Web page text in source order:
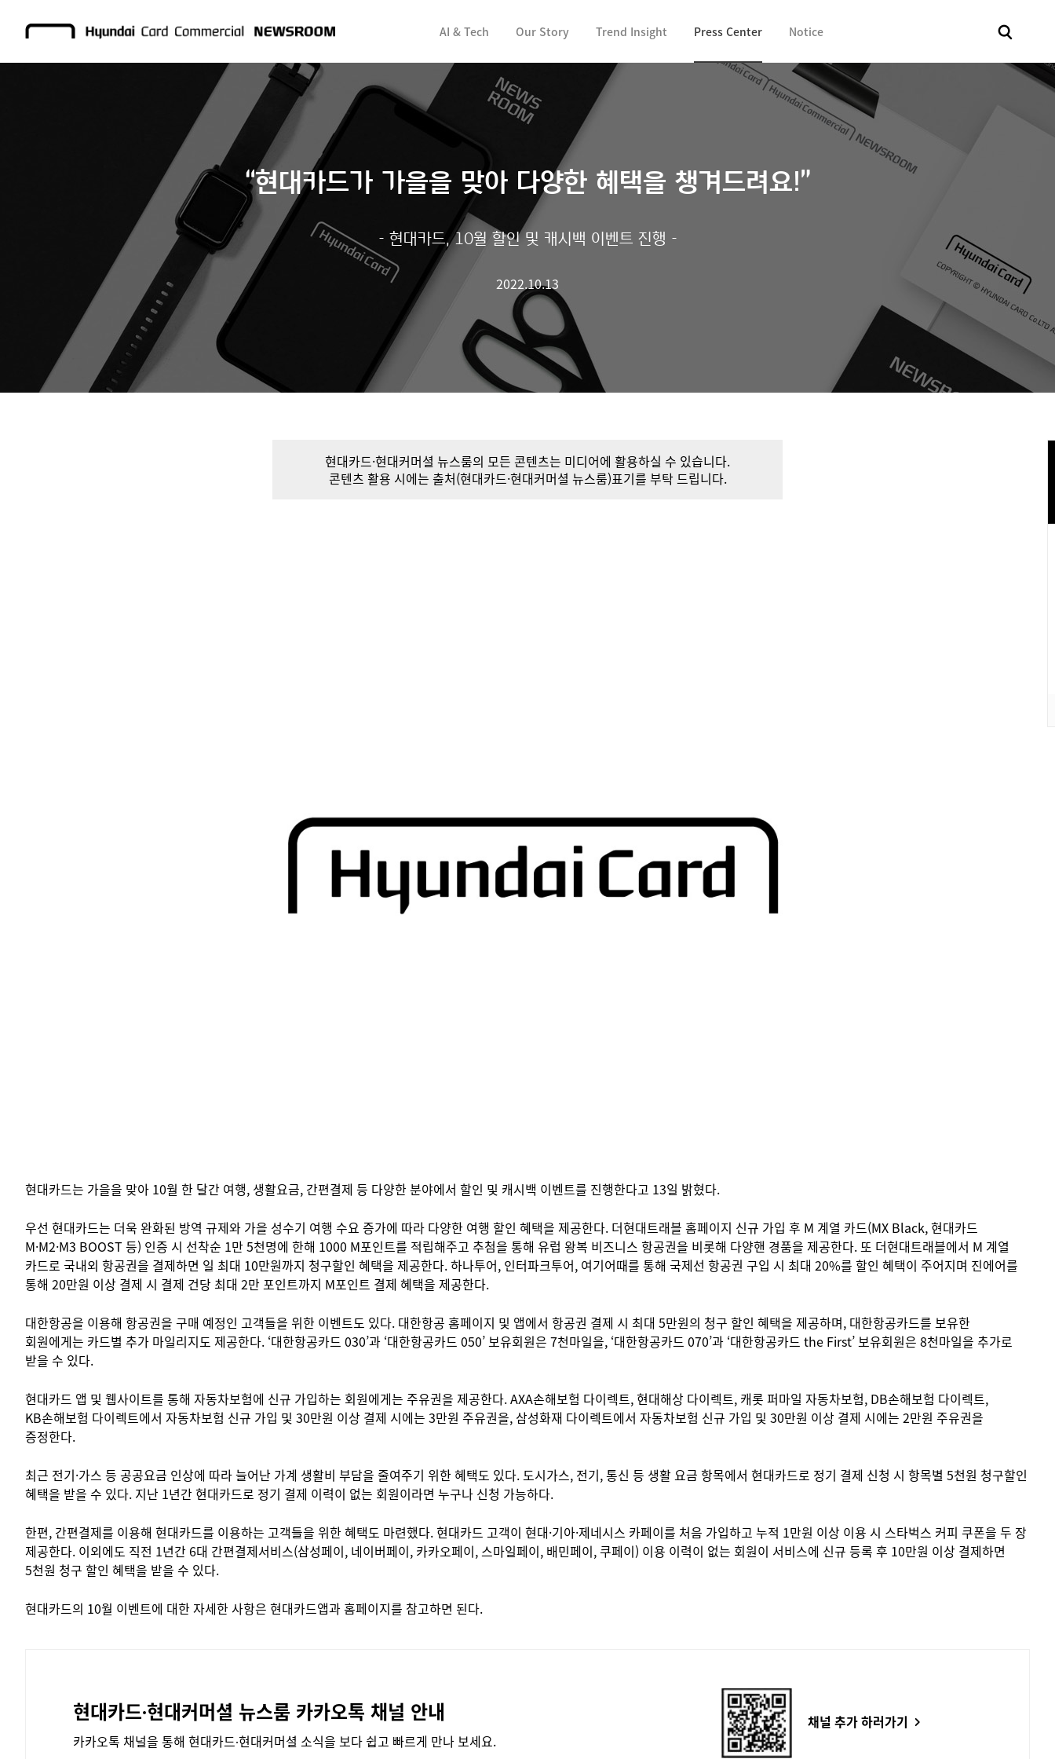
AI & Tech Our Story Trend Insight Press Center
보도자료 Fact & Check In
Notice
“현대카드가 가을을 맞아 다양한 혜택을 챙겨드려요!”
- 현대카드, 10월 할인 및 캐시백 이벤트 진행 -
2022.10.13
현대카드·현대커머셜 뉴스룸의 모든 콘텐츠는 미디어에 활용하실 수 있습니다.
콘텐츠 활용 시에는 출처(현대카드·현대커머셜 뉴스룸)표기를 부탁 드립니다.
현대카드는 가을을 맞아 10월 한 달간 여행, 생활요금, 간편결제 등 다양한 분야에서 할인 및 캐시백 이벤트를 진행한다고 13일 밝혔다.
우선 현대카드는 더욱 완화된 방역 규제와 가을 성수기 여행 수요 증가에 따라 다양한 여행 할인 혜택을 제공한다. 더현대트래블 홈페이지 신규 가입 후 M 계열 카드(MX Black, 현대카드
M·M2·M3 BOOST 등) 인증 시 선착순 1만 5천명에 한해 1000 M포인트를 적립해주고 추첨을 통해 유럽 왕복 비즈니스 항공권을 비롯해 다양핸 경품을 제공한다. 또 더현대트래블에서 M 계열
카드로 국내외 항공권을 결제하면 일 최대 10만원까지 청구할인 혜택을 제공한다. 하나투어, 인터파크투어, 여기어때를 통해 국제선 항공권 구입 시 최대 20%를 할인 혜택이 주어지며 진에어를
통해 20만원 이상 결제 시 결제 건당 최대 2만 포인트까지 M포인트 결제 혜택을 제공한다.
대한항공을 이용해 항공권을 구매 예정인 고객들을 위한 이벤트도 있다. 대한항공 홈페이지 및 앱에서 항공권 결제 시 최대 5만원의 청구 할인 혜택을 제공하며, 대한항공카드를 보유한
회원에게는 카드별 추가 마일리지도 제공한다. ‘대한항공카드 030’과 ‘대한항공카드 050’ 보유회원은 7천마일을, ‘대한항공카드 070’과 ‘대한항공카드 the First’ 보유회원은 8천마일을 추가로
받을 수 있다.
현대카드 앱 및 웹사이트를 통해 자동차보험에 신규 가입하는 회원에게는 주유권을 제공한다. AXA손해보험 다이렉트, 현대해상 다이렉트, 캐롯 퍼마일 자동차보험, DB손해보험 다이렉트,
KB손해보험 다이렉트에서 자동차보험 신규 가입 및 30만원 이상 결제 시에는 3만원 주유권을, 삼성화재 다이렉트에서 자동차보험 신규 가입 및 30만원 이상 결제 시에는 2만원 주유권을
증정한다.
최근 전기·가스 등 공공요금 인상에 따라 늘어난 가계 생활비 부담을 줄여주기 위한 혜택도 있다. 도시가스, 전기, 통신 등 생활 요금 항목에서 현대카드로 정기 결제 신청 시 항목별 5천원 청구할인
혜택을 받을 수 있다. 지난 1년간 현대카드로 정기 결제 이력이 없는 회원이라면 누구나 신청 가능하다.
한편, 간편결제를 이용해 현대카드를 이용하는 고객들을 위한 혜택도 마련했다. 현대카드 고객이 현대·기아·제네시스 카페이를 처음 가입하고 누적 1만원 이상 이용 시 스타벅스 커피 쿠폰을 두 장
제공한다. 이외에도 직전 1년간 6대 간편결제서비스(삼성페이, 네이버페이, 카카오페이, 스마일페이, 배민페이, 쿠페이) 이용 이력이 없는 회원이 서비스에 신규 등록 후 10만원 이상 결제하면
5천원 청구 할인 혜택을 받을 수 있다.
현대카드의 10월 이벤트에 대한 자세한 사항은 현대카드앱과 홈페이지를 참고하면 된다.
현대카드∙현대커머셜 뉴스룸 카카오톡 채널 안내
카카오톡 채널을 통해 현대카드∙현대커머셜 소식을 보다 쉽고 빠르게 만나 보세요.
채널 추가 하러가기